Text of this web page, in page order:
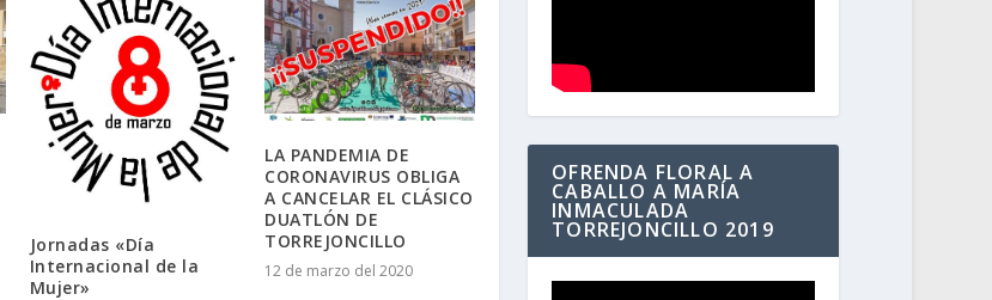
Jornadas «Día
Internacional de la
Mujer»
LA PANDEMIA DE
CORONAVIRUS OBLIGA
A CANCELAR EL CLÁSICO
DUATLÓN DE
TORREJONCILLO
12 de marzo del 2020
OFRENDA FLORAL A
CABALLO A MARÍA
INMACULADA
TORREJONCILLO 2019